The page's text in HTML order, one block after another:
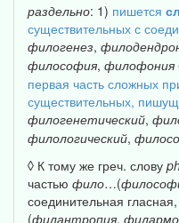
раздельно: 1) пишется
существительных с
филогенез,
философия, филофония
первая часть сложных
существительных,
филогенетический,
филологический,
◊ К тому же греч. слову
частью фило…(
соединительная гласная,
(филантропия,